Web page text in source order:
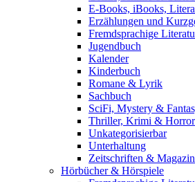
E-Books, iBooks,
Erzählungen und
Fremdsprachige
Jugendbuch
Kalender
Kinderbuch
Romane & Lyrik
Sachbuch
SciFi, Mystery &
Thriller, Krimi & Horror
Unkategorisierbar
Unterhaltung
Zeitschriften &
Hörbücher & Hörspiele